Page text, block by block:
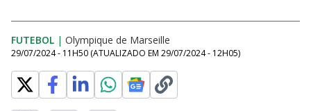
FUTEBOL | Olympique de Marseille
29/07/2024 - 11H50 (ATUALIZADO EM 29/07/2024 - 12H05)